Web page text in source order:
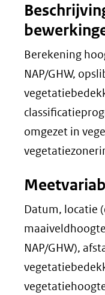
Berekening
NAP/GHW,
omgezet in
Datum, locatie
NAP/GHW),